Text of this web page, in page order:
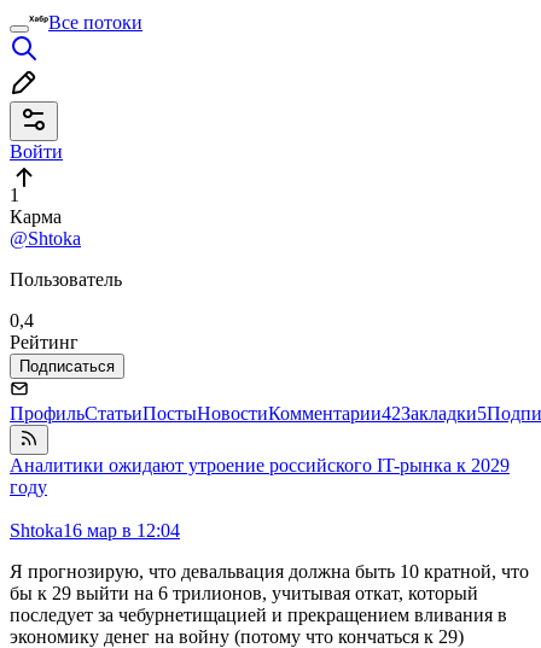
Все потоки
Войти
1
Карма
@Shtoka
Пользователь
0,4
Рейтинг
Подписаться
ПрофильСтатьиПостыНовостиКомментарии42Закладки5
Аналитики ожидают утроение российского IT-рынка к 2029
году
Shtoka16 мар в 12:04
Я прогнозирую, что девальвация должна быть 10 кратной, что
бы к 29 выйти на 6 трилионов, учитывая откат, который
последует за чебурнетищацией и прекращением вливания в
экономику денег на войну (потому что кончаться к 29)